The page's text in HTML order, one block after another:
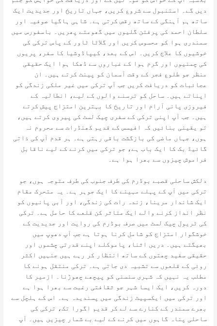
دیں گے۔ استنبول سے شروع کریں، جہاں تاریخ اور جدیدیت ایک
ساتھ ہم آہنگی کے ساتھ رقص کرتی ہے۔ شاہی ہاگیا صوفیہ اور
سلطان احمد کی پرفتن گلیوں میں گھومتے پھریں۔ باسفورس میں
سمندری ہوا کو محسوس کریں اور گلاٹا ٹاور کے پاس ترکی کی
خوشیوں کا علاج کریں۔ اس کے بعد، کیپاڈوشیا کا سفر، پریوں
کی چمنیوں اور گرم ہوا کے غباروں سے ڈھکا ہوا ایک حقیقی
منظر جو طلوع فجر کے وقت آسمان کو پینٹ کرتے ہیں۔ ان
عجائبات کو دریافت کریں جب آپ ترکی میں غیر ملکی زندگی کو
اپناتے ہیں۔ ساحل کو ترسنے والوں کے لیے، انطالیہ کے
فیروزی پانی آرام اور تاریخ کا بہترین امتزاج پیش کرتے
ہیں۔ جب آپ اپنی ترکی کے سفری چیک لسٹ کی پیروی کرتے ہیں،
تو یقینی بنائیں کہ افیسس کے قدیم کھنڈرات سے محروم نہ
ہوں، جہاں ماضی کی بازگشت باقی رہتی ہے۔ ہر قدم آپ کی ذاتی
گائیڈ بک کا ایک باب ہے، جو ترکی میں کرنے کے لیے ناقابل
فراموش چیزوں سے بھرا ہوا ہے۔
دلکش ساحلی قصبے بوڈرم کی طرف جنوب کی طرف متوجہ ہوں، جو
ترکی میں آپ کے پہلے مہینے کا ایک جوہر ہے۔ یہ متحرک مقام
ایک شاندار مرینا، زندہ رات کی زندگی، اور آبی پانیوں کو
نظر انداز کرنے والے ایک متاثر کن قلعے کا حامل ہے۔ ترکی
کی ٹریول چیک لسٹ میں صرف بوڈرم کی روایت اور جدیدیت کے
خوشگوار امتزاج کو شامل کرنا ہوتا ہے جب آپ دھوپ میں
بھیگتے ہیں۔ دریں اثنا، پاموکلے اپنے قدرتی چشموں اور
حقیقی سفید چھتوں کے ساتھ انتظار کر رہے ہیں جنہیں اکثر
روئی کے قلعوں سے تشبیہ دی جاتی ہے۔ ترکی منتقل ہونے کا
مطلب یہ نہیں کہ شہری سنسنی کو پیچھے چھوڑنا۔ ازمیر کا
دورہ کریں، ایک ایسا شہر جو ثقافتی رغبت سے بھرا ہوا ہے
اور ترکی میں ایکسپیٹ زندگی میں پسندیدہ ہے۔ اس کے ہلچل سے
بھرے سمندر کے کنارے سے لے کر قدیم اگورا تک، ترکی کی
ساحلی پناہ گاہوں میں کرنے کے لیے بے شمار چیزیں ہیں۔ آپ